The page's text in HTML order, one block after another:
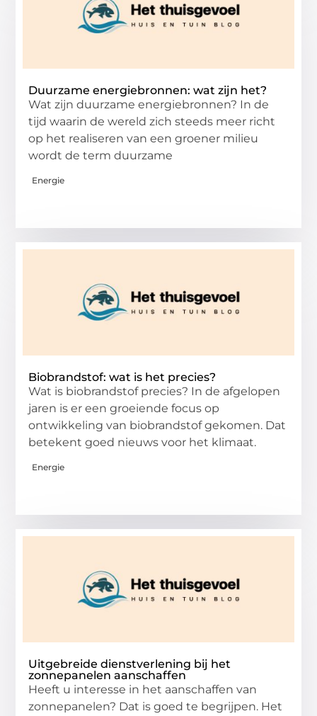
Duurzame energiebronnen: wat zijn het?
Wat zijn duurzame energiebronnen? In de
tijd waarin de wereld zich steeds meer richt
op het realiseren van een groener milieu
wordt de term duurzame
Energie
Biobrandstof: wat is het precies?
Wat is biobrandstof precies? In de afgelopen
jaren is er een groeiende focus op
ontwikkeling van biobrandstof gekomen. Dat
betekent goed nieuws voor het klimaat.
Energie
Uitgebreide dienstverlening bij het
zonnepanelen aanschaffen
Heeft u interesse in het aanschaffen van
zonnepanelen? Dat is goed te begrijpen. Het